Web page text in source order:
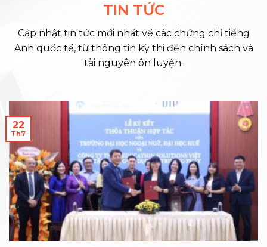
TIN TỨC
Cập nhật tin tức mới nhất về các chứng chỉ tiếng
Anh quốc tế, từ thông tin kỳ thi đến chính sách và
tài nguyên ôn luyện.
22
Th7